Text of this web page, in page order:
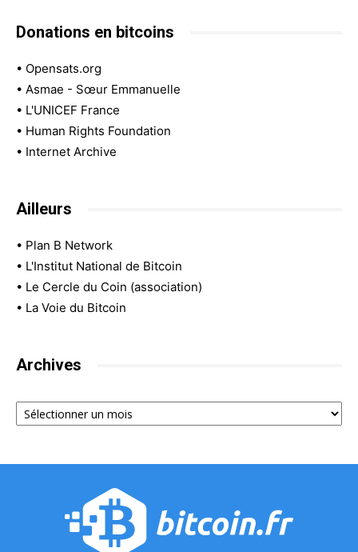
Donations en bitcoins
• Opensats.org
• Asmae - Sœur Emmanuelle
• L'UNICEF France
• Human Rights Foundation
• Internet Archive
Ailleurs
• Plan B Network
• L'Institut National de Bitcoin
• Le Cercle du Coin (association)
• La Voie du Bitcoin
Archives
Archives